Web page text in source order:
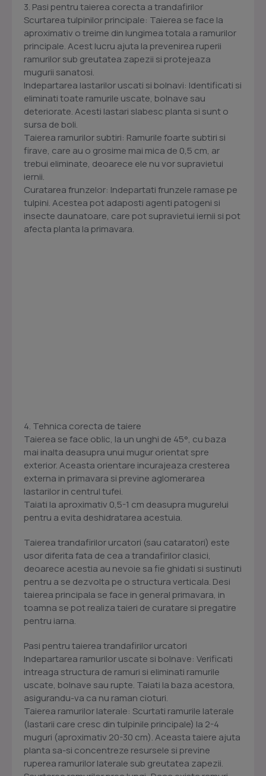
3. Pasi pentru taierea corecta a trandafirilor
Scurtarea tulpinilor principale: Taierea se face la
aproximativ o treime din lungimea totala a ramurilor
principale. Acest lucru ajuta la prevenirea ruperii
ramurilor sub greutatea zapezii si protejeaza
mugurii sanatosi.
Indepartarea lastarilor uscati si bolnavi: Identificati si
eliminati toate ramurile uscate, bolnave sau
deteriorate. Acesti lastari slabesc planta si sunt o
sursa de boli.
Taierea ramurilor subtiri: Ramurile foarte subtiri si
firave, care au o grosime mai mica de 0,5 cm, ar
trebui eliminate, deoarece ele nu vor supravietui
iernii.
Curatarea frunzelor: Indepartati frunzele ramase pe
tulpini. Acestea pot adaposti agenti patogeni si
insecte daunatoare, care pot supravietui iernii si pot
afecta planta la primavara.
4. Tehnica corecta de taiere
Taierea se face oblic, la un unghi de 45°, cu baza
mai inalta deasupra unui mugur orientat spre
exterior. Aceasta orientare incurajeaza cresterea
externa in primavara si previne aglomerarea
lastarilor in centrul tufei.
Taiati la aproximativ 0,5-1 cm deasupra mugurelui
pentru a evita deshidratarea acestuia.
Taierea trandafirilor urcatori (sau cataratori) este
usor diferita fata de cea a trandafirilor clasici,
deoarece acestia au nevoie sa fie ghidati si sustinuti
pentru a se dezvolta pe o structura verticala. Desi
taierea principala se face in general primavara, in
toamna se pot realiza taieri de curatare si pregatire
pentru iarna.
Pasi pentru taierea trandafirilor urcatori
Indepartarea ramurilor uscate si bolnave: Verificati
intreaga structura de ramuri si eliminati ramurile
uscate, bolnave sau rupte. Taiati la baza acestora,
asigurandu-va ca nu raman cioturi.
Taierea ramurilor laterale: Scurtati ramurile laterale
(lastarii care cresc din tulpinile principale) la 2-4
muguri (aproximativ 20-30 cm). Aceasta taiere ajuta
planta sa-si concentreze resursele si previne
ruperea ramurilor laterale sub greutatea zapezii.